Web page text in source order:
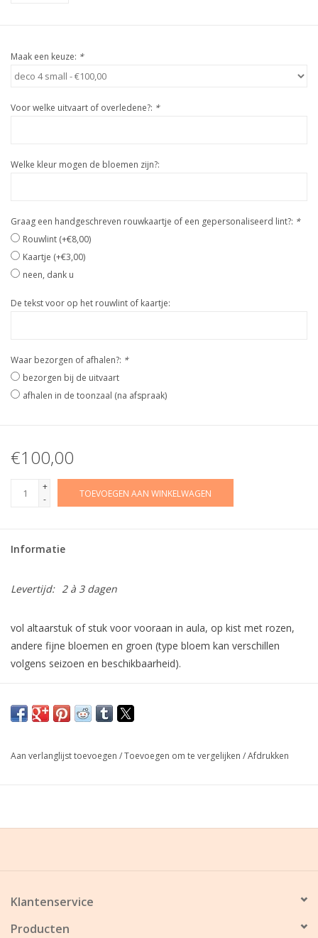
Maak een keuze: *
Voor welke uitvaart of overledene?: *
Welke kleur mogen de bloemen zijn?:
Graag een handgeschreven rouwkaartje of een gepersonaliseerd lint?: *
Rouwlint (+€8,00)
Kaartje (+€3,00)
neen, dank u
De tekst voor op het rouwlint of kaartje:
Waar bezorgen of afhalen?: *
bezorgen bij de uitvaart
afhalen in de toonzaal (na afspraak)
€100,00
+
-
TOEVOEGEN AAN WINKELWAGEN
Informatie
Levertijd: 2 à 3 dagen
vol altaarstuk of stuk voor vooraan in aula, op kist met rozen,
andere fijne bloemen en groen (type bloem kan verschillen
volgens seizoen en beschikbaarheid).
bestelling plaatsen!
Aan verlanglijst toevoegen /Toevoegen om te vergelijken /Afdrukken
Klantenservice
Producten